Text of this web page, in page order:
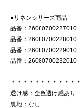
●リネンシリーズ商品
品番：26080700227010
品番：26080700228010
品番：26080700229010
品番：26080700232010
＊＊＊＊＊＊＊＊＊＊＊
透け感：全色透け感あり
裏地：なし